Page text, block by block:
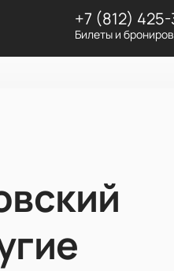
+7 (812)
Билеты и